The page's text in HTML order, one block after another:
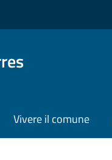
Vivere il comune